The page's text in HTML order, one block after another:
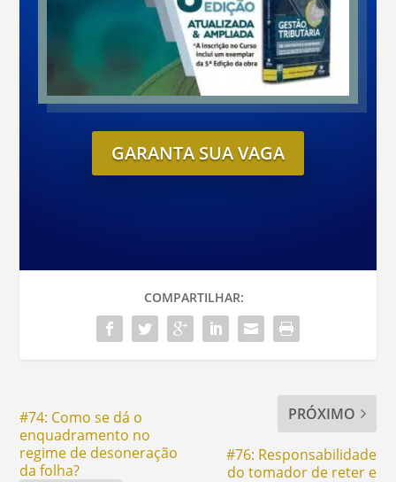
GARANTA SUA VAGA
COMPARTILHAR:
#74: Como se dá o
enquadramento no
regime de desoneração
da folha?
PRÓXIMO
#76: Responsabilidade
do tomador de reter e